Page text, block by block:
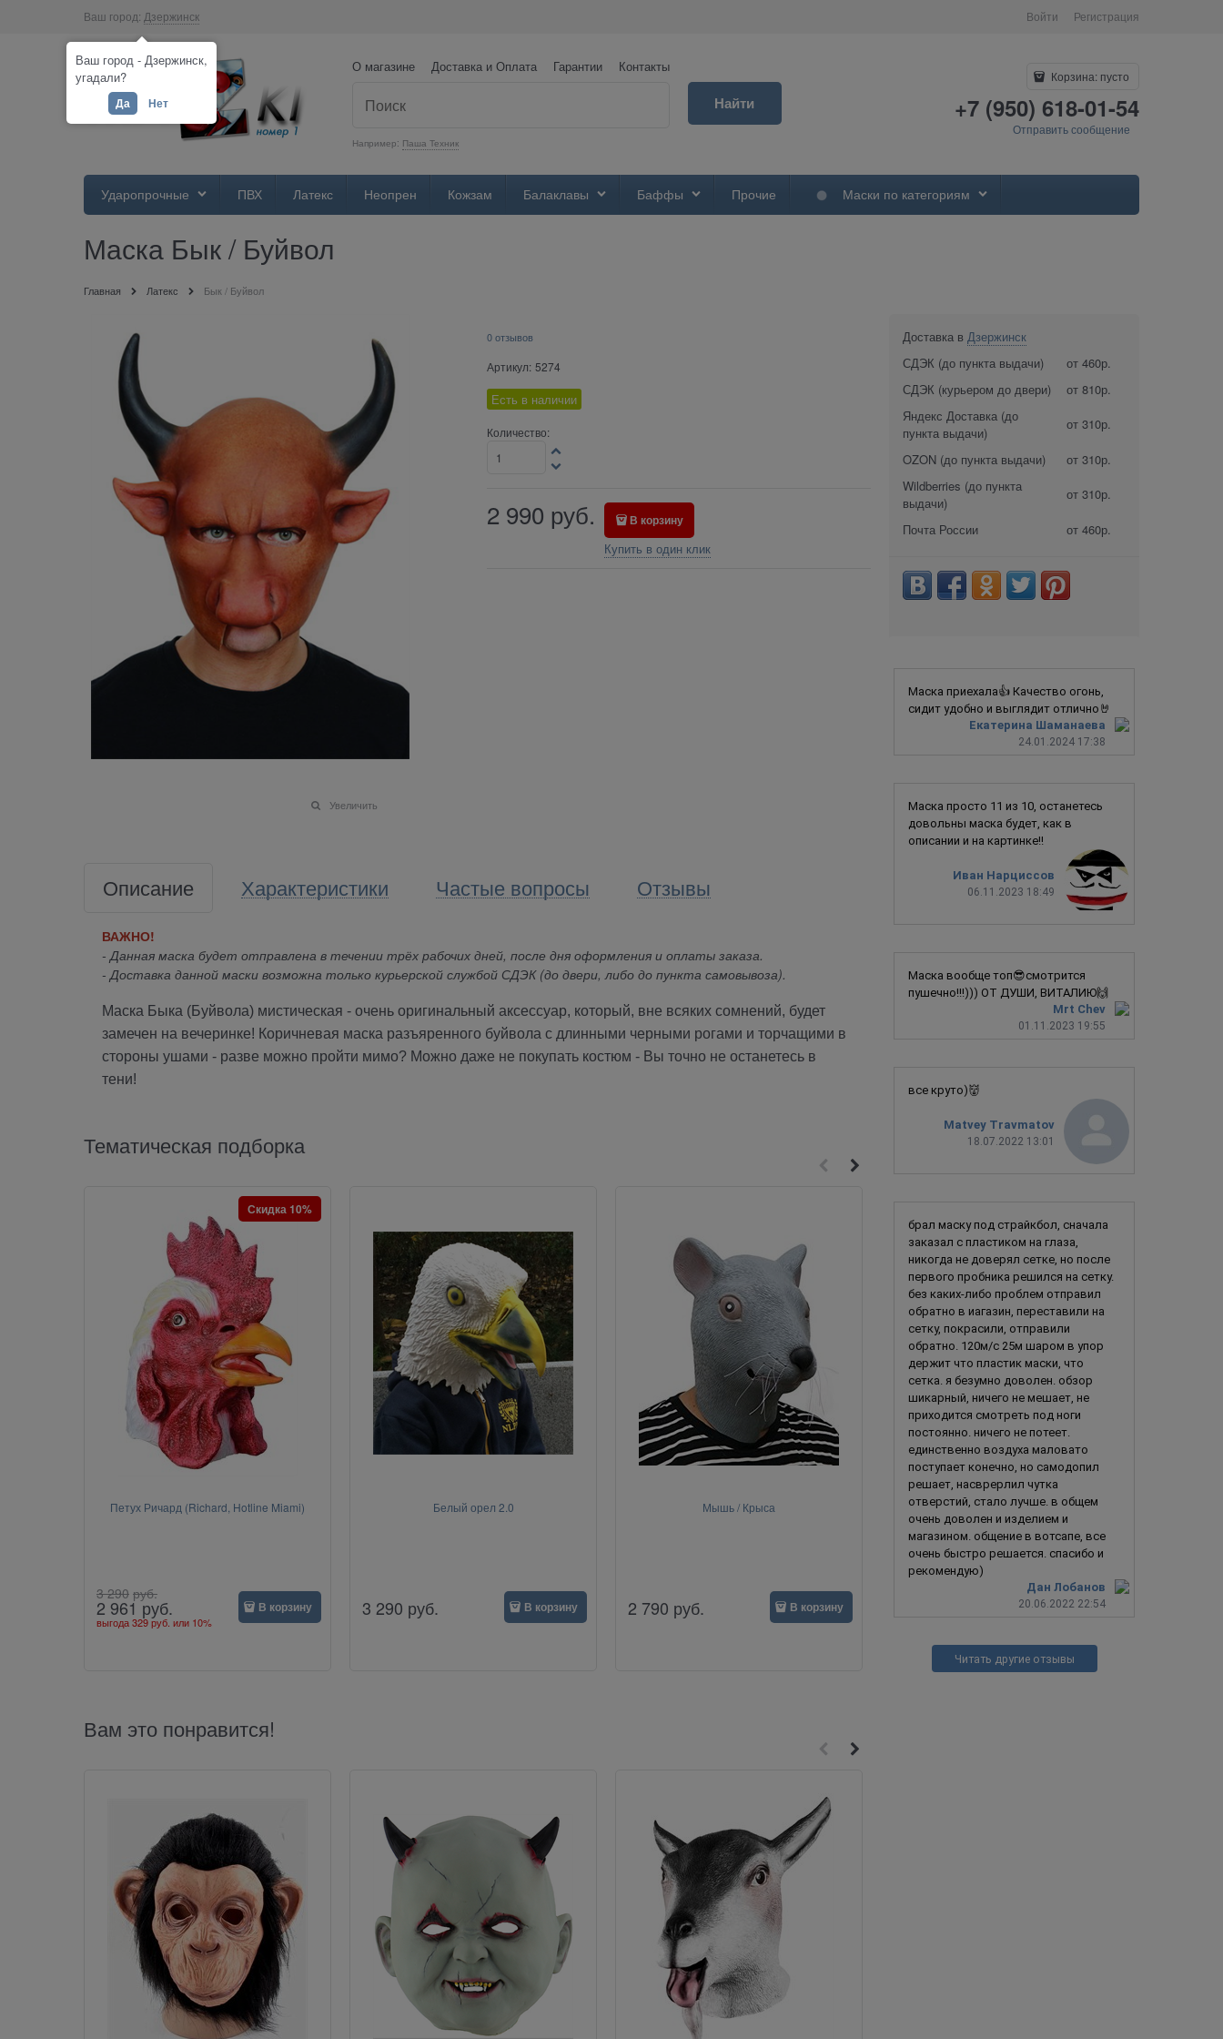
Ваш город: Дзержинск Войти Регистрация
О магазине Доставка и Оплата Гарантии Контакты
Например: Паша Техник
Найти
Корзина: пусто
+7 (950) 618-01-54
Отправить сообщение
Ударопрочные ПВХ Латекс Неопрен Кожзам Балаклавы Баффы Прочие Маски по категориям
Маска Бык / Буйвол
Главная Латекс Бык / Буйвол
Увеличить
0 отзывов
Артикул: 5274
Есть в наличии
Количество:
2 990 руб. В корзину
Купить в один клик
Описание Характеристики Частые вопросы Отзывы
ВАЖНО!
- Данная маска будет отправлена в течении трёх рабочих дней, после дня оформления и оплаты заказа.
- Доставка данной маски возможна только курьерской службой СДЭК (до двери, либо до пункта самовывоза).
Маска Быка (Буйвола) мистическая - очень оригинальный аксессуар, который, вне всяких сомнений, будет
замечен на вечеринке! Коричневая маска разъяренного буйвола с длинными черными рогами и торчащими в
стороны ушами - разве можно пройти мимо? Можно даже не покупать костюм - Вы точно не останетесь в
тени!
Тематическая подборка
Петух Ричард (Richard, Hotline Miami)
Скидка 10%
3 290 руб.
2 961 руб.
выгода329 руб. или 10%
В корзину
Белый орел 2.0
3 290 руб. В корзину
Мышь / Крыса
2 790 руб. В корзину
Бегемот
В корзину
Вам это понравится!
Доставка в Дзержинск
СДЭК (до пункта выдачи)
от 460р.
СДЭК (курьером до двери)
от 810р.
Яндекс Доставка (до
пункта выдачи)
от 310р.
OZON (до пункта выдачи)
от 310р.
Wildberries (до пункта
выдачи)
от 310р.
Почта России от 460р.
Екатерина Шаманаева
24.01.2024 17:38
Маска приехала👍 Качество огонь,
сидит удобно и выглядит отлично🤘
Иван Нарциссов
06.11.2023 18:49
Маска просто 11 из 10, останетесь
довольны маска будет, как в
описании и на картинке!!
Mrt Chev
01.11.2023 19:55
Маска вообще топ😎смотрится
пушечно!!!))) ОТ ДУШИ, ВИТАЛИЮ🙌
Matvey Travmatov
18.07.2022 13:01
все круто)👹
Дан Лобанов
20.06.2022 22:54
брал маску под страйкбол, сначала
заказал с пластиком на глаза,
никогда не доверял сетке, но после
первого пробника решился на сетку.
без каких-либо проблем отправил
обратно в иагазин, переставили на
сетку, покрасили, отправили
обратно. 120м/с 25м шаром в упор
держит что пластик маски, что
сетка. я безумно доволен. обзор
шикарный, ничего не мешает, не
приходится смотреть под ноги
постоянно. ничего не потеет.
единственно воздуха маловато
поступает конечно, но самодопил
решает, насврерлил чутка
отверстий, стало лучше. в общем
очень доволен и изделием и
магазином. общение в вотсапе, все
очень быстро решается. спасибо и
рекомендую)
Читать другие отзывы
Ваш город - Дзержинск,
угадали?
Да Нет